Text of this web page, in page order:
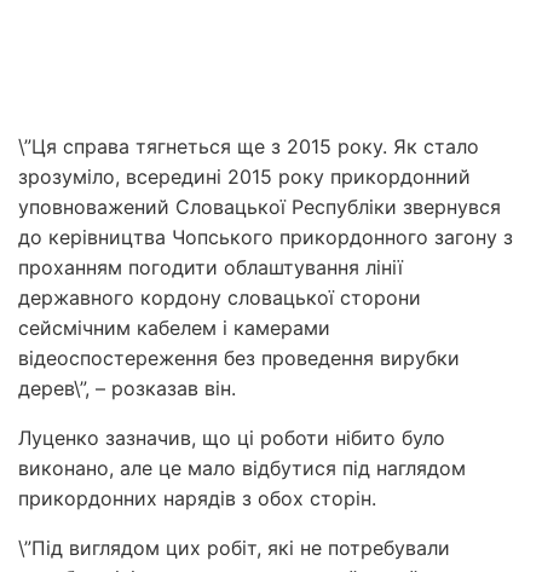
\”Ця справа тягнеться ще з 2015 року. Як стало
зрозуміло, всередині 2015 року прикордонний
уповноважений Словацької Республіки звернувся
до керівництва Чопського прикордонного загону з
проханням погодити облаштування лінії
державного кордону словацької сторони
сейсмічним кабелем і камерами
відеоспостереження без проведення вирубки
дерев\”, – розказав він.
Луценко зазначив, що ці роботи нібито було
виконано, але це мало відбутися під наглядом
прикордонних нарядів з обох сторін.
\”Під виглядом цих робіт, які не потребували